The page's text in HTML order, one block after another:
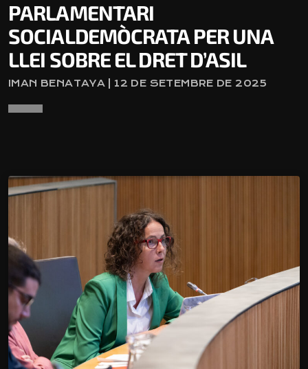
PARLAMENTARI
SOCIALDEMÒCRATA PER UNA
LLEI SOBRE EL DRET D’ASIL
IMAN BENATAYA | 12 DE SETEMBRE DE 2025